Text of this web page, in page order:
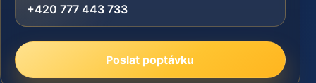
+420 777 443 733
Poslat poptávku